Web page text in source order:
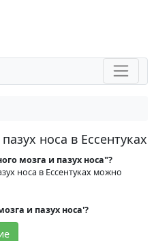
носа в Ессентуках
мозга и пазух носа"?
носа в Ессентуках можно
и пазух носа'?